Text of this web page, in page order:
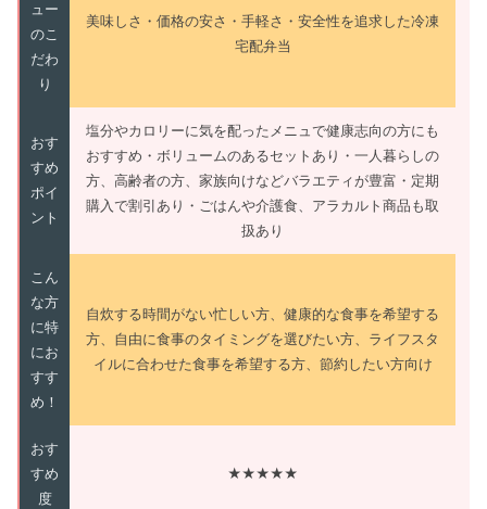
ュー
のこ
だわ
り
美味しさ・価格の安さ・手軽さ・安全性を追求した冷凍
宅配弁当
おす
すめ
ポイ
ント
塩分やカロリーに気を配ったメニュで健康志向の方にも
おすすめ・ボリュームのあるセットあり・一人暮らしの
方、高齢者の方、家族向けなどバラエティが豊富・定期
購入で割引あり・ごはんや介護食、アラカルト商品も取
扱あり
こん
な方
に特
にお
すす
め！
自炊する時間がない忙しい方、健康的な食事を希望する
方、自由に食事のタイミングを選びたい方、ライフスタ
イルに合わせた食事を希望する方、節約したい方向け
おす
すめ
度
★★★★★